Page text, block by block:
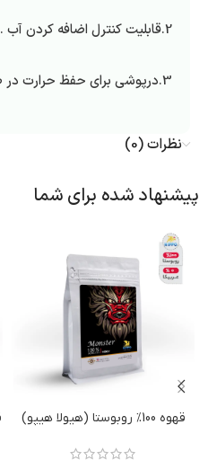
2.قابلیت کنترل اضافه کردن آب .
3.درپوشی برای حفظ حرارت در طول زمان دم آوری قهوه .
نظرات (0)
پیشنهاد شده برای شما
قهوه 100% روبوستا (هیولا هیپو)